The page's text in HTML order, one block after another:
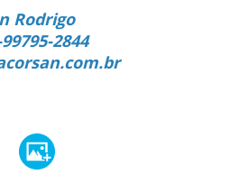
Rodrigo
2844